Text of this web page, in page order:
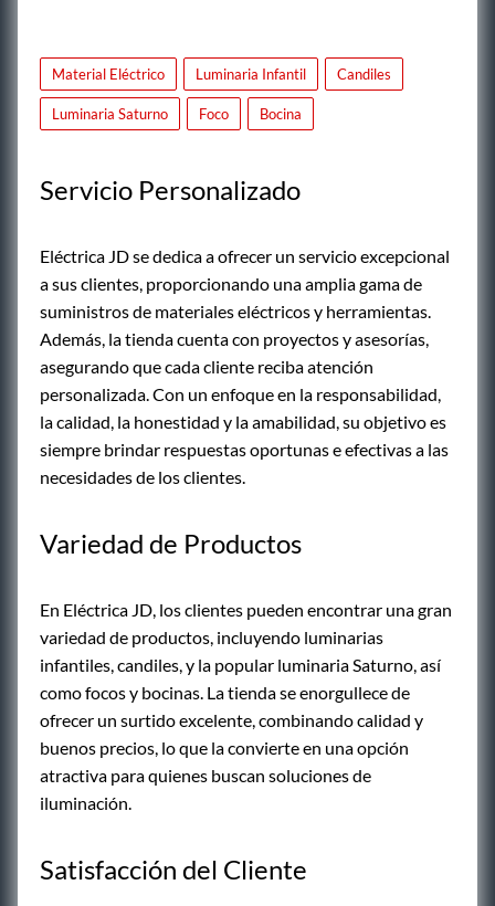
Material Eléctrico Luminaria Infantil Candiles
Luminaria Saturno Foco Bocina
Servicio Personalizado
Eléctrica JD se dedica a ofrecer un servicio excepcional
a sus clientes, proporcionando una amplia gama de
suministros de materiales eléctricos y herramientas.
Además, la tienda cuenta con proyectos y asesorías,
asegurando que cada cliente reciba atención
personalizada. Con un enfoque en la responsabilidad,
la calidad, la honestidad y la amabilidad, su objetivo es
siempre brindar respuestas oportunas e efectivas a las
necesidades de los clientes.
Variedad de Productos
En Eléctrica JD, los clientes pueden encontrar una gran
variedad de productos, incluyendo luminarias
infantiles, candiles, y la popular luminaria Saturno, así
como focos y bocinas. La tienda se enorgullece de
ofrecer un surtido excelente, combinando calidad y
buenos precios, lo que la convierte en una opción
atractiva para quienes buscan soluciones de
iluminación.
Satisfacción del Cliente